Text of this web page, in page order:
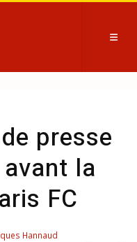
presse
la
FC
Hannaud